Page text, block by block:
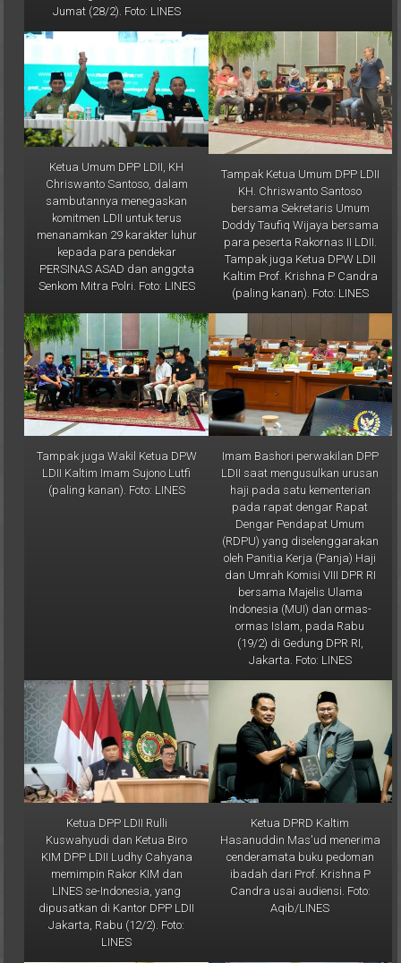
Ketua Umum DPP LDII, KH
Chriswanto Santoso, dalam
sambutannya menegaskan
komitmen LDII untuk terus
menanamkan 29 karakter luhur
kepada para pendekar
PERSINAS ASAD dan anggota
Senkom Mitra Polri. Foto: LINES
Tampak Ketua Umum DPP LDII
KH. Chriswanto Santoso
bersama Sekretaris Umum
Doddy Taufiq Wijaya bersama
para peserta Rakornas II LDII.
Tampak juga Ketua DPW LDII
Kaltim Prof. Krishna P Candra
(paling kanan). Foto: LINES
Tampak juga Wakil Ketua DPW
LDII Kaltim Imam Sujono Lutfi
(paling kanan). Foto: LINES
Imam Bashori perwakilan DPP
LDII saat mengusulkan urusan
haji pada satu kementerian
pada rapat dengar Rapat
Dengar Pendapat Umum
(RDPU) yang diselenggarakan
oleh Panitia Kerja (Panja) Haji
dan Umrah Komisi VIII DPR RI
bersama Majelis Ulama
Indonesia (MUI) dan ormas-
ormas Islam, pada Rabu
(19/2) di Gedung DPR RI,
Jakarta. Foto: LINES
Ketua DPP LDII Rulli
Kuswahyudi dan Ketua Biro
KIM DPP LDII Ludhy Cahyana
memimpin Rakor KIM dan
LINES se-Indonesia, yang
dipusatkan di Kantor DPP LDII
Jakarta, Rabu (12/2). Foto:
LINES
Ketua DPRD Kaltim
Hasanuddin Mas'ud menerima
cenderamata buku pedoman
ibadah dari Prof. Krishna P
Candra usai audiensi. Foto:
Aqib/LINES